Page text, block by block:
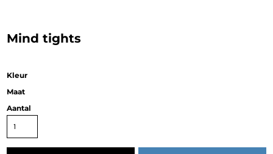
Mind tights
Kleur
Maat
Aantal